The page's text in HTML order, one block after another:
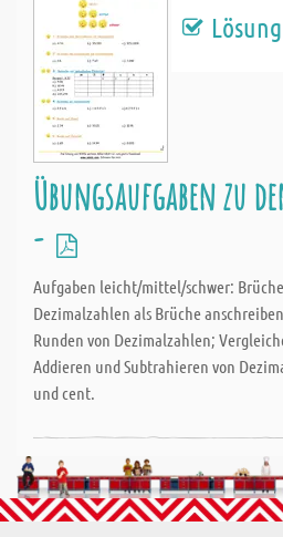
Lösung
Übungsaufgaben zu
-
Aufgaben leicht/mittel/schwer:
Dezimalzahlen als Brüche
Runden von Dezimalzahlen;
Addieren und Subtrahieren von
und cent.